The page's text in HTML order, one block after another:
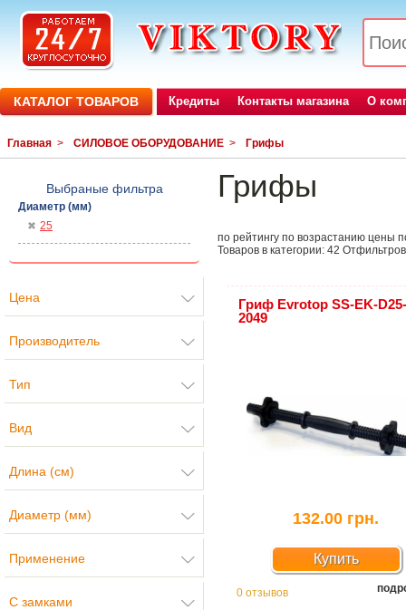
КАТАЛОГ ТОВАРОВ Кредиты Контакты магазина О
Главная > СИЛОВОЕ ОБОРУДОВАНИЕ > Грифы
Выбраные фильтра
Диаметр (мм)
25
Цена
Производитель
Тип
Вид
Длина (см)
Диаметр (мм)
Применение
С замками
Грифы
по рейтингу по возрастанию цены
Товаров в категории: 42
Гриф Evrotop SS-EK-D25-
2049
132.00 грн.
Купить
0 отзывов